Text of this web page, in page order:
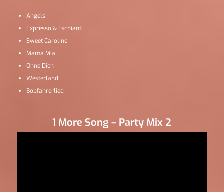
Angels
Expresso & Tschianti
Sweet Caroline
Mama Mia
Ohne Dich
Westerland
Bobfahrerlied
1 More Song – Party Mix 2